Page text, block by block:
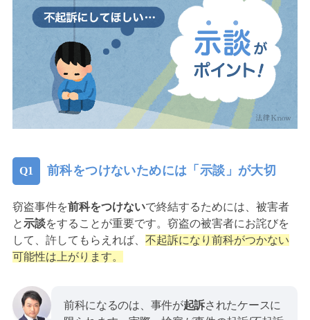
前科をつけないためには「示談」が大切
窃盗事件を前科をつけないで終結するためには、被害者
と示談をすることが重要です。窃盗の被害者にお詫びを
して、許してもらえれば、 不起訴になり前科がつかない
可能性は上がります。
前科になるのは、事件が起訴されたケースに